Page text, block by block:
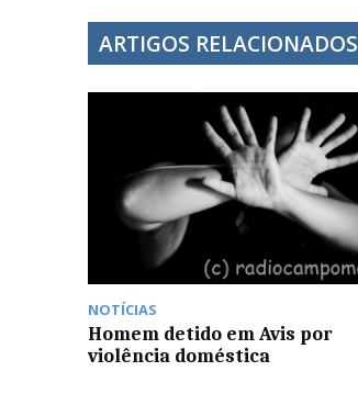
ARTIGOS RELACIONADOS
NOTÍCIAS
Homem detido em Avis por
violência doméstica